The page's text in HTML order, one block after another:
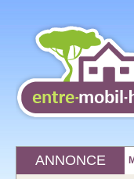
ANNONCE